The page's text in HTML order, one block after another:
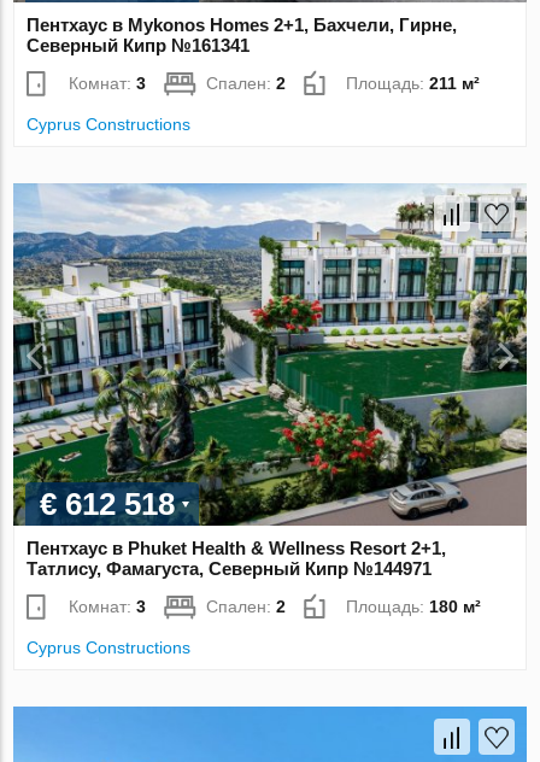
Пентхаус в Mykonos Homes 2+1, Бахчели, Гирне,
Северный Кипр №161341
Комнат:3 Спален:2 Площадь:211 м²
Cyprus Constructions
€ 612 518
Пентхаус в Phuket Health & Wellness Resort 2+1,
Татлису, Фамагуста, Северный Кипр №144971
Комнат:3 Спален:2 Площадь: 180 м²
Cyprus Constructions